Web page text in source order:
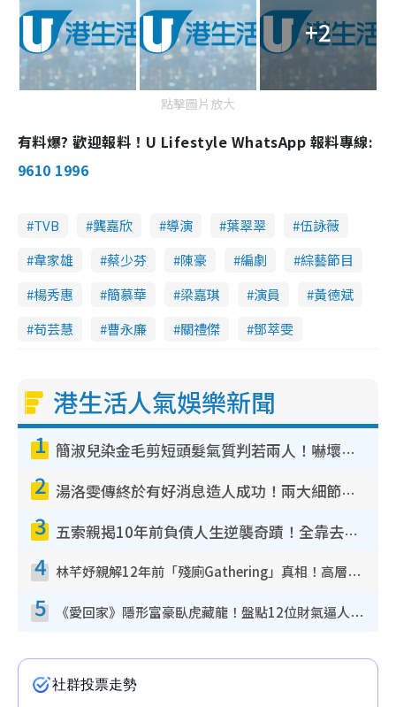
+2
點擊圖片放大
有料爆? 歡迎報料！U Lifestyle WhatsApp 報料專線:
9610 1996
TVB 龔嘉欣 導演 葉翠翠
伍詠薇
韋家雄
蔡少芬 陳豪 編劇
綜藝節目
楊秀惠
簡慕華 梁嘉琪 演員
黃德斌
苟芸慧
曹永廉 關禮傑 鄧萃雯
港生活人氣娛樂新聞
1 簡淑兒染金毛剪短頭髮氣質判若兩人！嚇壞老公麥大力都認唔出：「你做咩事？」
2 湯洛雯傳終於有好消息造人成功！兩大細節曝孕味極濃惹猜測：大肚婆先會咁！
3 五索親揭10年前負債人生逆襲奇蹟！全靠去一地方轉運後即遇上馬先生
4 林芊妤親解12年前「殘廁Gathering」真相！高層解約一句話重創尊嚴至今拒返TVB
5 《愛回家》隱形富豪臥虎藏龍！盤點12位財氣逼人的有錢藝人：呢位靚女3億身家唔憂做